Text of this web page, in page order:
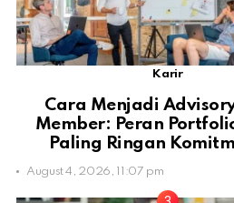
Karir
Cara Menjadi
Member: Peran
Paling Ringan
August 4, 2026, 11:07 pm